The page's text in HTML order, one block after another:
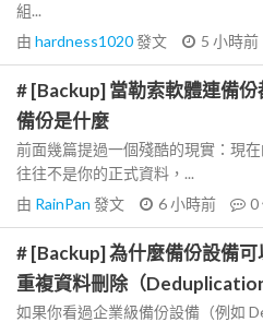
組...
由 hardness1020發文 5 小時前
# [Backup] 當勒索軟體連備
備份是什麼
前面幾篇提過一個殘酷的現實：現
往往不是你的正式資料，...
由 RainPan 發文 6 小時前 0
# [Backup] 為什麼備份設備
重複資料刪除（Deduplication
如果你看過企業級備份設備（例如